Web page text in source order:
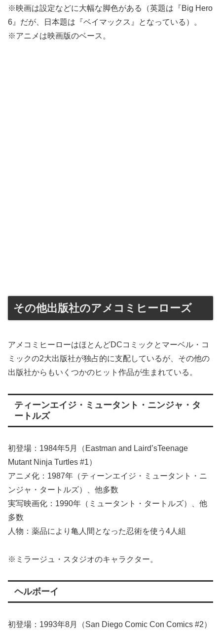
※映画は設定などに大幅な脚色がある（英題は『Big Hero
6』だが、日本題は『ベイマックス』となっている）。
※アニメは映画版のベース。
その他出版社のアメコミヒーローズ
アメコミヒーローはほとんどDCコミックとマーベル・コ
ミックの2大出版社が独占的に支配しているが、その他の
出版社からもいくつかのヒット作品が生まれている。
ティーンエイジ・ミュータント・ニンジャ・タ
ートルズ
初登場：1984年5月（Eastman and Laird’sTeenage
Mutant Ninja Turtles #1）
アニメ化：1987年（ティーンエイジ・ミュータント・ニ
ンジャ・タートルズ）、他多数
実写映画化：1990年（ミュータント・タートルズ）、他
多数
人物：薬品により亀人間となった忍術を使う4人組
※ミラージュ・スタジオのキャラクター。
ヘルボーイ
初登場：1993年8月（San Diego Comic Con Comics #2）